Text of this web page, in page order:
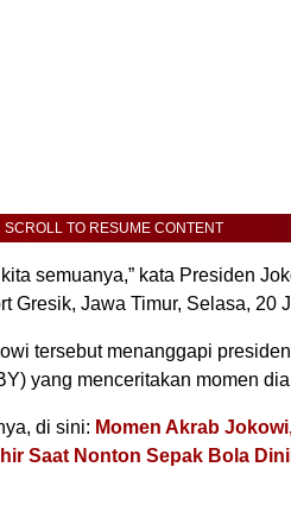
SCROLL TO RESUME CONTENT
semuanya,” kata Presiden
Gresik, Jawa Timur, Selasa, 20
tersebut menanggapi
yang menceritakan momen
di sini: Momen Akrab
Saat Nonton Sepak Bola